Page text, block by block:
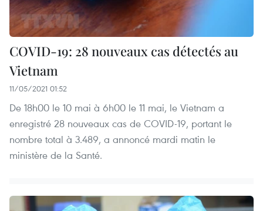
COVID-19: 28 nouveaux cas détectés au
Vietnam
11/05/2021 01:52
De 18h00 le 10 mai à 6h00 le 11 mai, le Vietnam a
enregistré 28 nouveaux cas de COVID-19, portant le
nombre total à 3.489, a annoncé mardi matin le
ministère de la Santé.